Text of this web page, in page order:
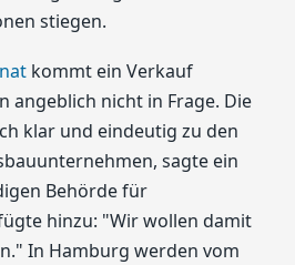
stiegen.
kommt ein Verkauf
angeblich nicht in Frage. Die
klar und eindeutig zu den
sagte ein
Behörde für
hinzu: "Wir wollen damit
In Hamburg werden vom